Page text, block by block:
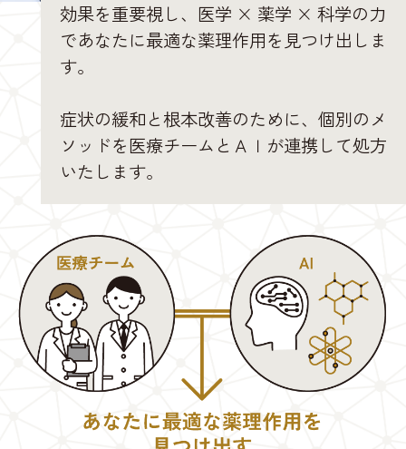
効果を重要視し、医学 × 薬学 × 科学の力
であなたに最適な薬理作用を見つけ出しま
す。
症状の緩和と根本改善のために、個別のメ
ソッドを医療チームとＡＩが連携して処方
いたします。